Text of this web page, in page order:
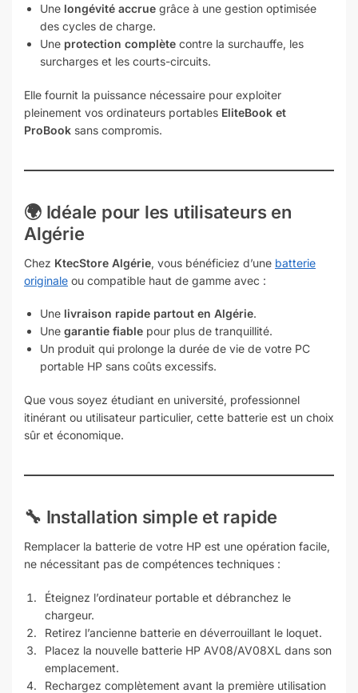
Une longévité accrue grâce à une gestion optimisée
des cycles de charge.
Une protection complète contre la surchauffe, les
surcharges et les courts-circuits.
Elle fournit la puissance nécessaire pour exploiter
pleinement vos ordinateurs portables EliteBook et
ProBook sans compromis.
🌍 Idéale pour les utilisateurs en
Algérie
Chez KtecStore Algérie, vous bénéficiez d’une batterie
originale ou compatible haut de gamme avec :
Une livraison rapide partout en Algérie.
Une garantie fiable pour plus de tranquillité.
Un produit qui prolonge la durée de vie de votre PC
portable HP sans coûts excessifs.
Que vous soyez étudiant en université, professionnel
itinérant ou utilisateur particulier, cette batterie est un choix
sûr et économique.
🔧 Installation simple et rapide
Remplacer la batterie de votre HP est une opération facile,
ne nécessitant pas de compétences techniques :
Éteignez l’ordinateur portable et débranchez le
chargeur.
Retirez l’ancienne batterie en déverrouillant le loquet.
Placez la nouvelle batterie HP AV08/AV08XL dans son
emplacement.
Rechargez complètement avant la première utilisation